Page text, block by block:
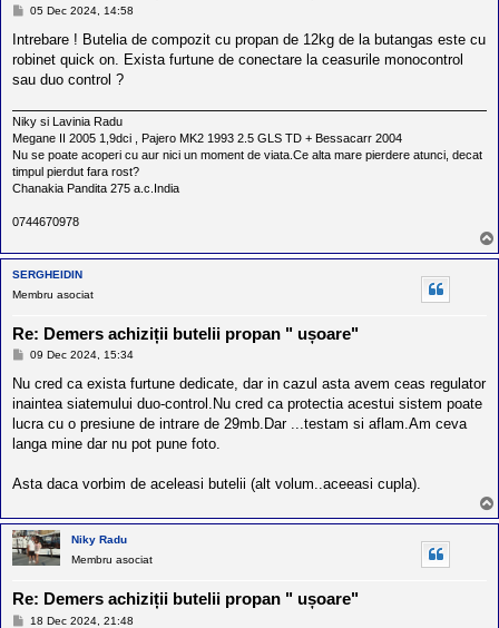
M
s
j
05 Dec 2024, 14:58
Intrebare ! Butelia de compozit cu propan de 12kg de la butangas este cu
robinet quick on. Exista furtune de conectare la ceasurile monocontrol
sau duo control ?
Niky si Lavinia Radu
Megane II 2005 1,9dci , Pajero MK2 1993 2.5 GLS TD + Bessacarr 2004
Nu se poate acoperi cu aur nici un moment de viata.Ce alta mare pierdere atunci, decat
timpul pierdut fara rost?
Chanakia Pandita 275 a.c.India
0744670978
SERGHEIDIN
Membru asociat
Re: Demers achiziții butelii propan " ușoare"
M
s
j
09 Dec 2024, 15:34
Nu cred ca exista furtune dedicate, dar in cazul asta avem ceas regulator
inaintea siatemului duo-control.Nu cred ca protectia acestui sistem poate
lucra cu o presiune de intrare de 29mb.Dar ...testam si aflam.Am ceva
langa mine dar nu pot pune foto.
Asta daca vorbim de aceleasi butelii (alt volum..aceeasi cupla).
Niky Radu
Membru asociat
Re: Demers achiziții butelii propan " ușoare"
M18 Dec 2024, 21:48